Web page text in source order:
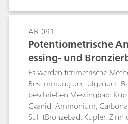
Chlorid in sauren
und Carbonat in alkalischen
AB-091
Potentiometrische
essing- und
Es werden titrimetrische
Bestimmung der folgenden
beschrieben:Messingbad:
Cyanid, Ammonium,
SulfitBronzebad: Kupfer, Zinn